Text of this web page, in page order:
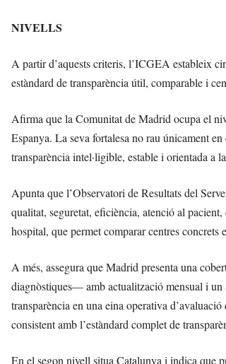
NIVELLS
A partir d’aquests criteris, l’ICGEA estableix
estàndard de transparència útil, comparable i
Afirma que la Comunitat de Madrid ocupa el
Espanya. La seva fortalesa no rau únicament
transparència intel·ligible, estable i orientada a
Apunta que l’Observatori de Resultats del
qualitat, seguretat, eficiència, atenció al
hospital, que permet comparar centres concrets
A més, assegura que Madrid presenta una
diagnòstiques— amb actualització mensual i
transparència en una eina operativa
consistent amb l’estàndard complet de
En el segon nivell situa Catalunya i indica que